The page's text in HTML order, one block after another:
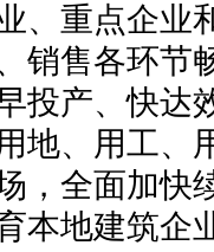
、重点企业
销售各环节
投产、快达
地、用工、
，全面加快
本地建筑企